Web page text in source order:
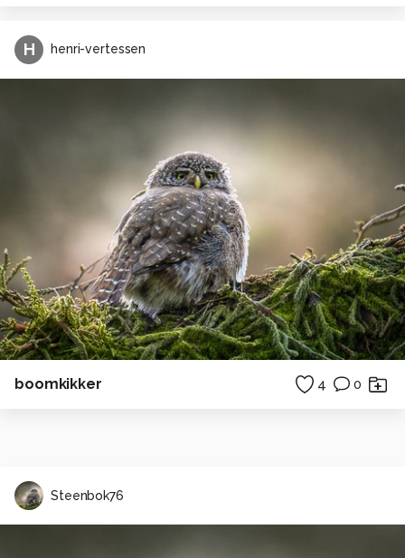
H henri-vertessen
boomkikker 4 0
Steenbok76